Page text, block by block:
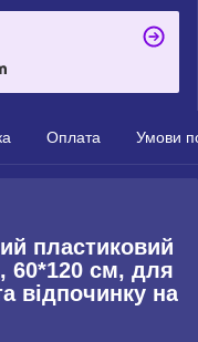
Оплата Умови
пластиковий
60*120 см, для
відпочинку на